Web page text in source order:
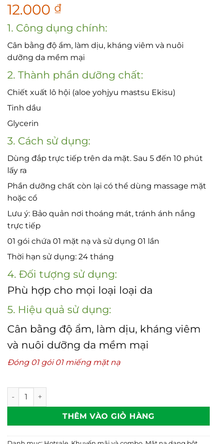
12.000 ₫
1. Công dụng chính:
Cân bằng độ ẩm, làm dịu, kháng viêm và nuôi
dưỡng da mềm mại
2. Thành phần dưỡng chất:
Chiết xuất lô hội (aloe yohjyu mastsu Ekisu)
Tinh dầu
Glycerin
3. Cách sử dụng:
Dùng đắp trực tiếp trên da mặt. Sau 5 đến 10 phút
lấy ra
Phần dưỡng chất còn lại có thể dùng massage mặt
hoặc cổ
Lưu ý: Bảo quản nơi thoáng mát, tránh ánh nắng
trực tiếp
01 gói chứa 01 mặt nạ và sử dụng 01 lần
Thời hạn sử dụng: 24 tháng
4. Đối tượng sử dụng:
Phù hợp cho mọi loại loại da
5. Hiệu quả sử dụng:
Cân bằng độ ẩm, làm dịu, kháng viêm
và nuôi dưỡng da mềm mại
Đóng 01 gói 01 miếng mặt nạ
Mặt nạ lô hội SD (Aloe vera mask sheet) số lượng
THÊM VÀO GIỎ HÀNG